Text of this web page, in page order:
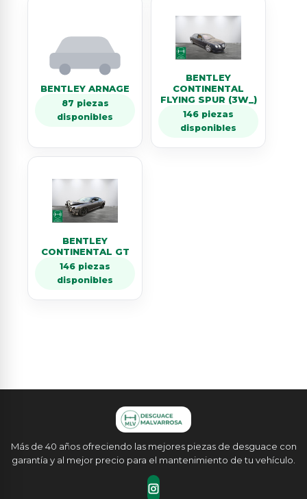
BENTLEY ARNAGE
87 piezas
disponibles
BENTLEY
CONTINENTAL
FLYING SPUR (3W_)
146 piezas
disponibles
BENTLEY
CONTINENTAL GT
146 piezas
disponibles
Más de 40 años ofreciendo las mejores piezas de desguace con
garantía y al mejor precio para el mantenimiento de tu vehículo.